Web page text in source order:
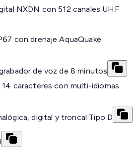
NXDN con 512 canales UHF
con drenaje AquaQuake
de voz de 8 minutos
14 caracteres con multi-idiomas
digital y troncal Tipo D